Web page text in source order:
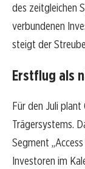
des zeitgleichen
verbundenen
steigt der
Erstflug als
Für den Juli
Trägersystems.
Segment
Investoren im